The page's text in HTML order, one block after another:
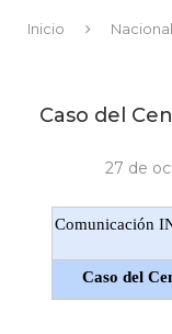
Inicio Nacional
Caso del
27 de
Comunicación
Caso del